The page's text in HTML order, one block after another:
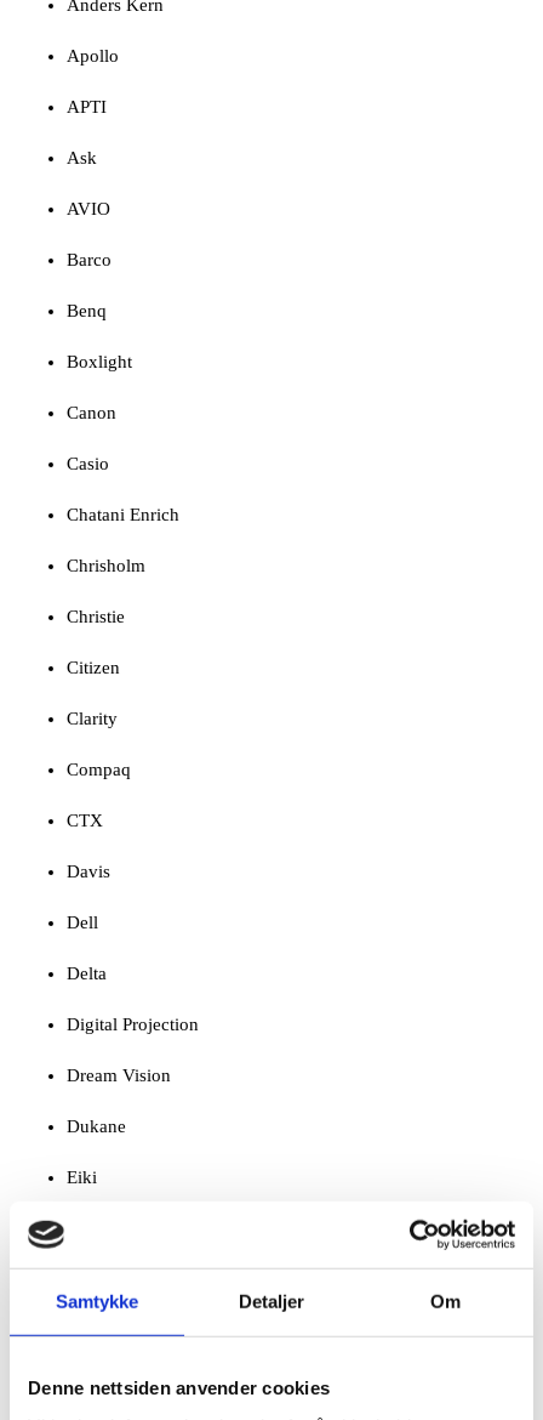
Samtykke Detaljer Om
Denne nettsiden anvender cookies
Anders Kern
Apollo
APTI
Ask
AVIO
Barco
Benq
Boxlight
Canon
Casio
Chatani Enrich
Chrisholm
Christie
Citizen
Clarity
Compaq
CTX
Davis
Dell
Delta
Digital Projection
Dream Vision
Dukane
Eiki